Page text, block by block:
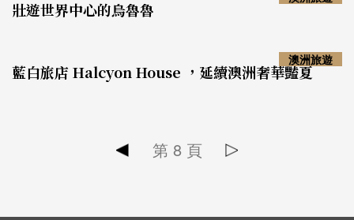
壯遊世界中心的烏魯魯
藍白旅店 Halcyon House ，延續澳洲奢華豔夏
澳洲旅遊
第 8 頁